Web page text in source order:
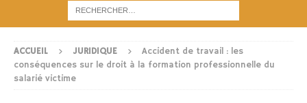
ACCUEIL JURIDIQUE
Accident de travail : les
conséquences sur le droit à la formation professionnelle du
salarié victime